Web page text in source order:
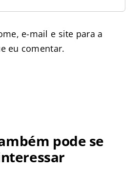
e-mail e site para a
eu comentar.
pode se